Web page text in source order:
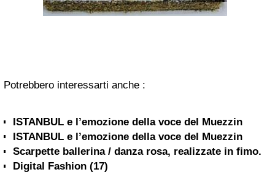
Potrebbero interessarti anche :
ISTANBUL e l’emozione della voce del Muezzin
ISTANBUL e l’emozione della voce del Muezzin
Scarpette ballerina / danza rosa, realizzate in fimo.
Digital Fashion (17)